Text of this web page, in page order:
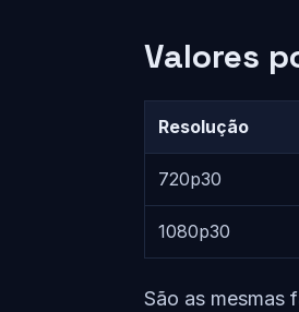
Valores
Resolução
720p30
1080p30
São as mesmas